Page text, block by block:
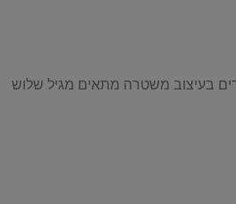
בעיצוב משטרה מתאים מגיל שלוש